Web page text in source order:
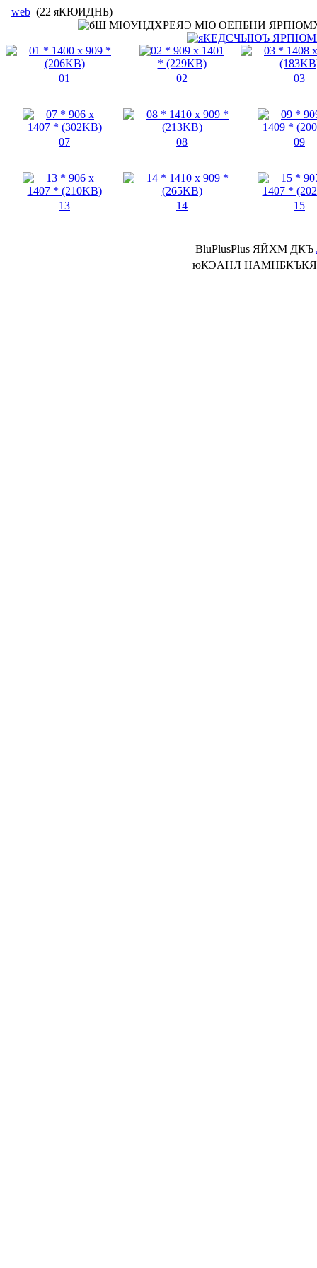
web (22 яКЮИДНБ)
01 02 03
07 08 09
13 14 15
BluPlusPlus ЯЙХМ ДКЪ
юКЭАНЛ